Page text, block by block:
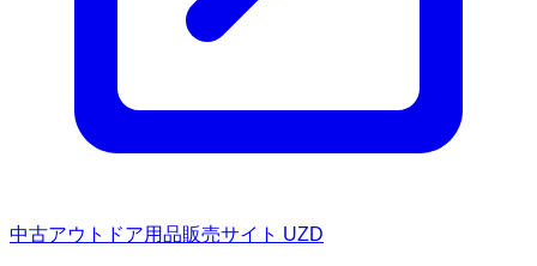
中古アウトドア用品販売サイト UZD